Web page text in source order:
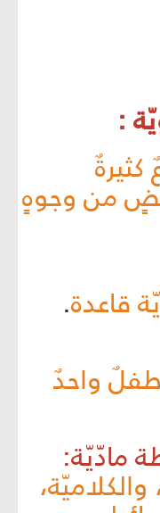
:
كثيرةٌ
من وجوهٍ
قاعدة.
واحدٌ